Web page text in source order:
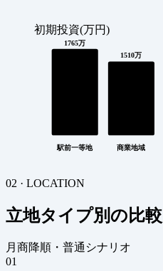
初期投資(万円)
1765万
駅前一等地
1510万
商業地域
02 · LOCATION
立地タイプ別の比較
月商降順・普通シナリオ
01